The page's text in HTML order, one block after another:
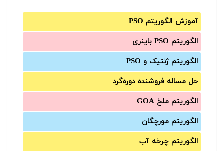
آموزش الگوریتم PSO
الگوریتم PSO باینری
الگوریتم ژنتیک و PSO
حل مساله فروشنده دوره‌گرد
الگوریتم ملخ GOA
الگوریتم مورچگان
الگوریتم چرخه آب